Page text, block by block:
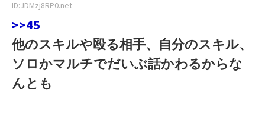
ID:JDMzj8RP0.net
>>45
他のスキルや殴る相手、自分のスキル、
ソロかマルチでだいぶ話かわるからな
んとも